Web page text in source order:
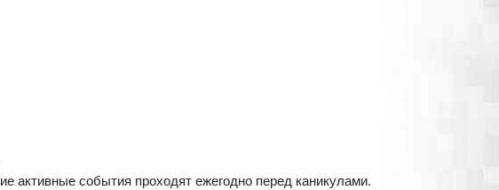
активные события проходят ежегодно перед каникулами.